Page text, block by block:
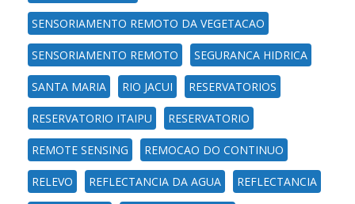
SENSORIAMENTO REMOTO DA VEGETACAO
SENSORIAMENTO REMOTO SEGURANCA HIDRICA
SANTA MARIA RIO JACUI RESERVATORIOS
RESERVATORIO ITAIPU RESERVATORIO
REMOTE SENSING REMOCAO DO CONTINUO
RELEVO REFLECTANCIA DA AGUA REFLECTANCIA